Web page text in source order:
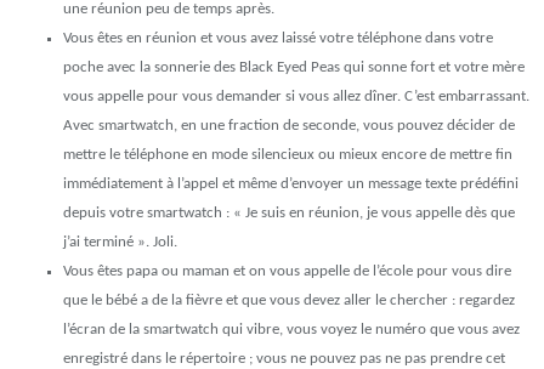
une réunion peu de temps après.
Vous êtes en réunion et vous avez laissé votre téléphone dans votre
poche avec la sonnerie des Black Eyed Peas qui sonne fort et votre mère
vous appelle pour vous demander si vous allez dîner. C’est embarrassant.
Avec smartwatch, en une fraction de seconde, vous pouvez décider de
mettre le téléphone en mode silencieux ou mieux encore de mettre fin
immédiatement à l’appel et même d’envoyer un message texte prédéfini
depuis votre smartwatch : « Je suis en réunion, je vous appelle dès que
j’ai terminé ». Joli.
Vous êtes papa ou maman et on vous appelle de l’école pour vous dire
que le bébé a de la fièvre et que vous devez aller le chercher : regardez
l’écran de la smartwatch qui vibre, vous voyez le numéro que vous avez
enregistré dans le répertoire ; vous ne pouvez pas ne pas prendre cet